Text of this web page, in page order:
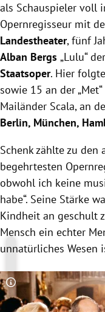
als Schauspieler voll
Opernregisseur mit
Landestheater, fünf
Alban Bergs „Lulu“
Staatsoper. Hier
sowie 15 an der
Mailänder Scala, an
Berlin, München,
Schenk zählte zu den
begehrtesten
obwohl ich keine
habe“. Seine Stärke
Kindheit an geschult
Mensch ein echter
unnatürliches Wesen
Copyright-